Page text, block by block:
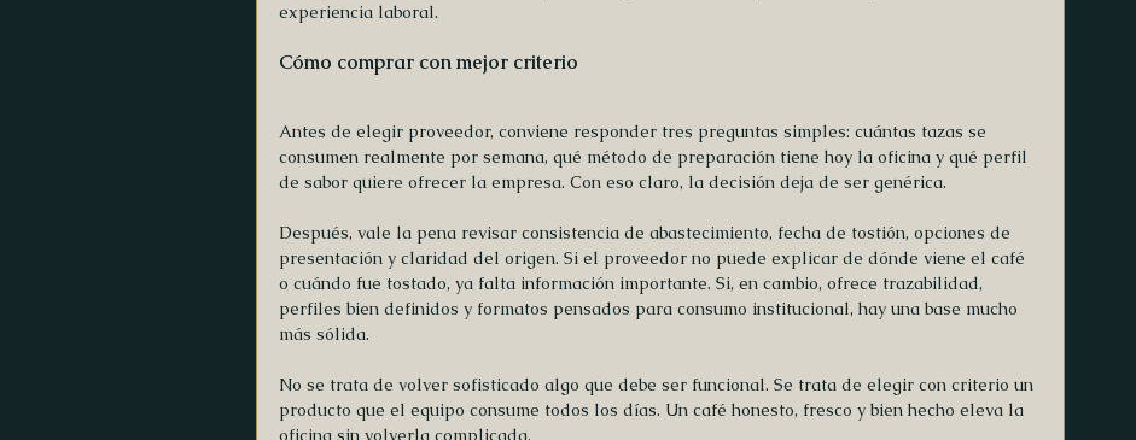
experiencia laboral.
Cómo comprar con mejor criterio
Antes de elegir proveedor, conviene responder tres preguntas simples: cuántas tazas se
consumen realmente por semana, qué método de preparación tiene hoy la oficina y qué perfil
de sabor quiere ofrecer la empresa. Con eso claro, la decisión deja de ser genérica.
Después, vale la pena revisar consistencia de abastecimiento, fecha de tostión, opciones de
presentación y claridad del origen. Si el proveedor no puede explicar de dónde viene el café
o cuándo fue tostado, ya falta información importante. Si, en cambio, ofrece trazabilidad,
perfiles bien definidos y formatos pensados para consumo institucional, hay una base mucho
más sólida.
No se trata de volver sofisticado algo que debe ser funcional. Se trata de elegir con criterio un
producto que el equipo consume todos los días. Un café honesto, fresco y bien hecho eleva la
oficina sin volverla complicada.